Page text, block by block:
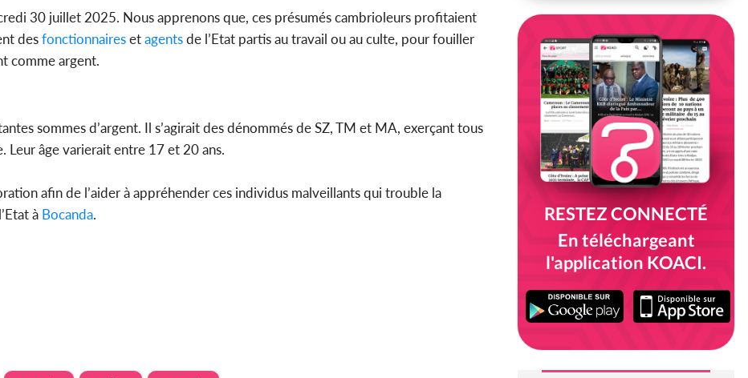
30 juillet 2025. Nous apprenons que, ces présumés cambrioleurs profitaient
desfonctionnairesetagentsde l’Etat partis au travail ou au culte, pour fouiller
comme argent.
sommes d’argent. Il s’agirait des dénommés de SZ, TM et MA, exerçant tous
Leur âge varierait entre 17 et 20 ans.
afin de l’aider à appréhender ces individus malveillants qui trouble la
à Bocanda.
RESTEZ CONNECTÉ
En téléchargeant
l'application KOACI.